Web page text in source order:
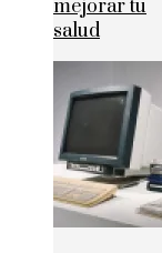
mejorar tu
salud